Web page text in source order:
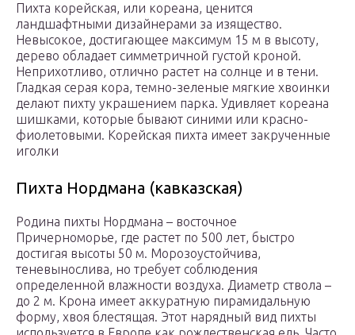
Пихта корейская, или кореана, ценится
ландшафтными дизайнерами за изящество.
Невысокое, достигающее максимум 15 м в высоту,
дерево обладает симметричной густой кроной.
Неприхотливо, отлично растет на солнце и в тени.
Гладкая серая кора, темно-зеленые мягкие хвоинки
делают пихту украшением парка. Удивляет кореана
шишками, которые бывают синими или красно-
фиолетовыми. Корейская пихта имеет закрученные
иголки
Пихта Нордмана (кавказская)
Родина пихты Нордмана – восточное
Причерноморье, где растет по 500 лет, быстро
достигая высоты 50 м. Морозоустойчива,
теневынослива, но требует соблюдения
определенной влажности воздуха. Диаметр ствола –
до 2 м. Крона имеет аккуратную пирамидальную
форму, хвоя блестящая. Этот нарядный вид пихты